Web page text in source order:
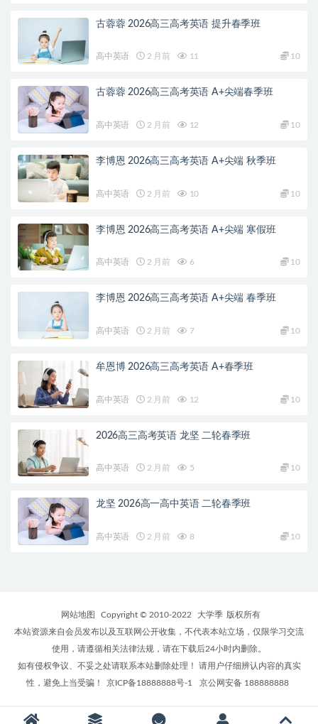
古蓉蓉 2026高三高考英语 提升春季班
高中英语 2 月前 11 10
古蓉蓉 2026高三高考英语 A+尖端春季班
高中英语 2 月前 12 10
李博恩 2026高三高考英语 A+尖端 秋季班
高中英语 2 月前 10 10
李博恩 2026高三高考英语 A+尖端 寒假班
高中英语 2 月前 6 10
李博恩 2026高三高考英语 A+尖端 春季班
高中英语 2 月前 7 10
牟恩博 2026高三高考英语 A+春季班
高中英语 2 月前 12 10
2026高三高考英语 龙坚 二轮春季班
高中英语 2 月前 5 10
龙坚 2026高一高中英语 二轮春季班
高中英语 2 月前 8 10
网站地图 Copyright © 2010-2022 大学季 版权所有
本站资源来自会员发布以及互联网公开收集，不代表本站立场，仅限学习交流
使用，请遵循相关法律法规，请在下载后24小时内删除。
如有侵权争议、不妥之处请联系本站删除处理！ 请用户仔细辨认内容的真实
性，避免上当受骗！
京ICP备18888888号-1 京公网安备 188888888